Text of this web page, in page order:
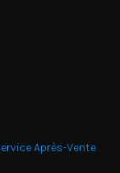
Après-Vente